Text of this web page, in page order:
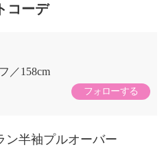
コーデ
158cm
フォローする
ン半袖プルオーバー